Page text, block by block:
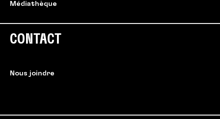
Médiathèque
CONTACT
Nous joindre